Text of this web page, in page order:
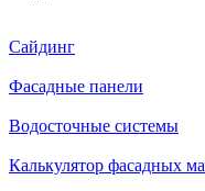
Сайдинг
Фасадные панели
Водосточные системы
Калькулятор фасадных